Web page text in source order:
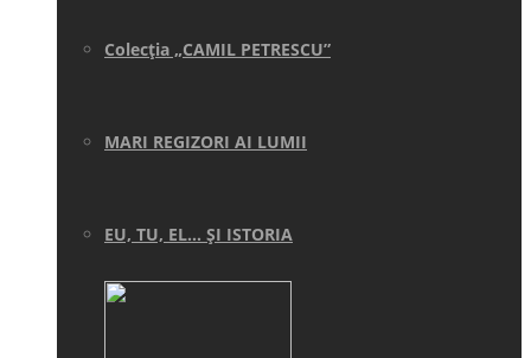
Colecţia „CAMIL PETRESCU”
MARI REGIZORI AI LUMII
EU, TU, EL… ŞI ISTORIA